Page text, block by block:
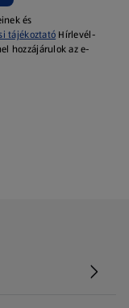
és
tájékoztató Hírlevél-
hozzájárulok az e-